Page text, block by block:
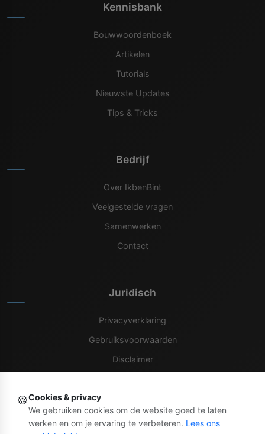
Kennisbank
Bouwwoordenboek
Artikelen
Tutorials
Nieuwste Updates
Tips & Tricks
Bedrijf
Over IkbenBint
Veelgestelde vragen
Samenwerken
Contact
Juridisch
Privacyverklaring
Gebruiksvoorwaarden
Disclaimer
🍪Cookies & privacy
We gebruiken cookies om de website goed te laten
werken en om je ervaring te verbeteren. Lees ons